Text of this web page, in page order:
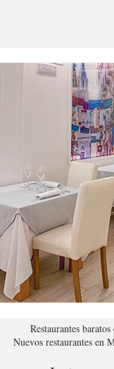
Restaurantes
Nuevos restaurantes en